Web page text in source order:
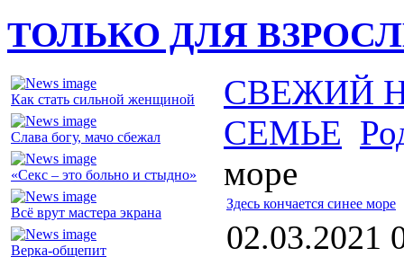
ТОЛЬКО ДЛЯ
Как стать сильной женщиной
Слава богу, мачо сбежал
«Секс – это больно и стыдно»
Всё врут мастера экрана
Верка-общепит
СВЕЖИЙ
СЕМЬЕ
море
Здесь кончается синее море
02.03.2021